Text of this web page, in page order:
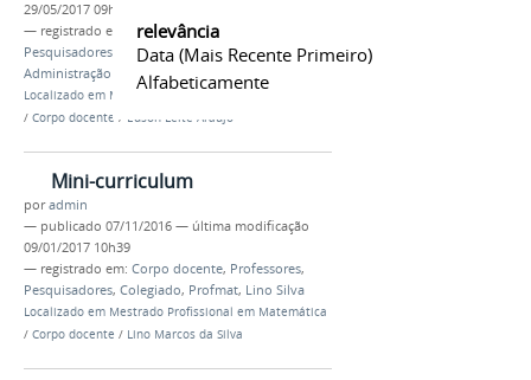
relevância
Data (mais Recente Primeiro)
Alfabeticamente
29/05/2017 09h18
— registrado em:
Corpo docente
Pesquisadores
Profiap,Mestrado em
Administração Pública Colegiado
Localizado em Mestrado Profissional em Matemática
/ Corpo docente / Edson Leite Araújo
Mini-curriculum
poradmin
— publicado 07/11/2016 — última modificação
09/01/2017 10h39
— registrado em: Corpo docente, Professores,
Pesquisadores, Colegiado, Profmat, Lino Silva
Localizado em Mestrado Profissional em Matemática
/ Corpo docente / Lino Marcos da Silva